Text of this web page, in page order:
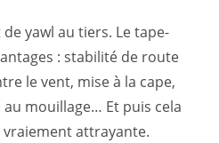
de yawl au tiers. Le tape-
: stabilité de route
le vent, mise à la cape,
mouillage… Et puis cela
attrayante.